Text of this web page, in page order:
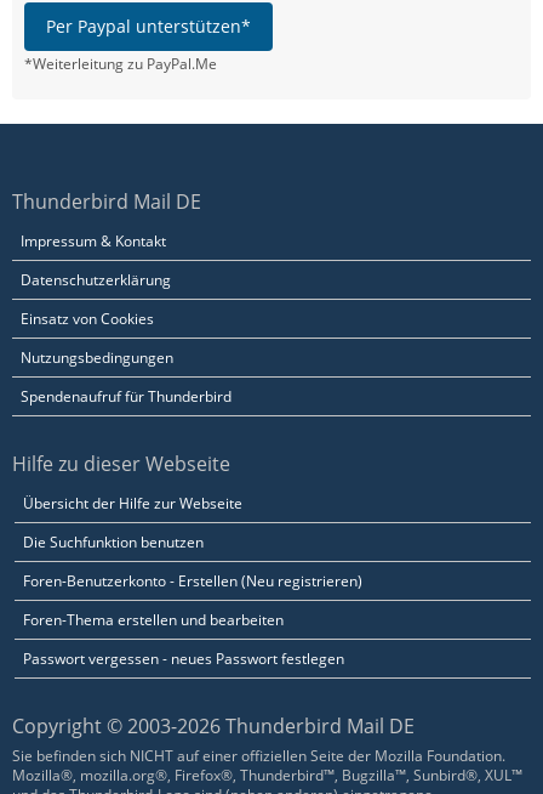
Per Paypal unterstützen*
*Weiterleitung zu PayPal.Me
Thunderbird Mail DE
Impressum & Kontakt
Datenschutzerklärung
Einsatz von Cookies
Nutzungsbedingungen
Spendenaufruf für Thunderbird
Hilfe zu dieser Webseite
Übersicht der Hilfe zur Webseite
Die Suchfunktion benutzen
Foren-Benutzerkonto - Erstellen (Neu registrieren)
Foren-Thema erstellen und bearbeiten
Passwort vergessen - neues Passwort festlegen
Copyright © 2003-2026 Thunderbird Mail DE
Sie befinden sich NICHT auf einer offiziellen Seite der Mozilla Foundation.
Mozilla®, mozilla.org®, Firefox®, Thunderbird™, Bugzilla™, Sunbird®, XUL™